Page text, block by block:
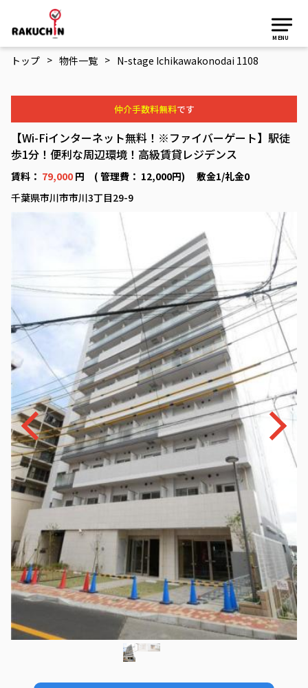
MENU
トップ > 物件一覧 > N-stage Ichikawakonodai 1108
仲介手数料無料です
【Wi-Fiインターネット無料！※ファイバーゲート】駅徒
歩1分！便利な周辺環境！高級賃貸レジデンス
賃料： 79,000 円 ( 管理費： 12,000円) 敷金1/礼金0
千葉県市川市市川3丁目29-9